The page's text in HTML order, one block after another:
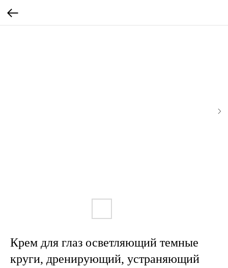
Крем для глаз осветляющий темные
круги, дренирующий, устраняющий